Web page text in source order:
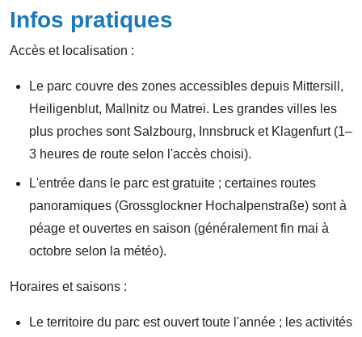
Infos pratiques
Accès et localisation :
Le parc couvre des zones accessibles depuis Mittersill,
Heiligenblut, Mallnitz ou Matrei. Les grandes villes les
plus proches sont Salzbourg, Innsbruck et Klagenfurt (1–
3 heures de route selon l'accès choisi).
L'entrée dans le parc est gratuite ; certaines routes
panoramiques (Grossglockner Hochalpenstraße) sont à
péage et ouvertes en saison (généralement fin mai à
octobre selon la météo).
Horaires et saisons :
Le territoire du parc est ouvert toute l'année ; les activités